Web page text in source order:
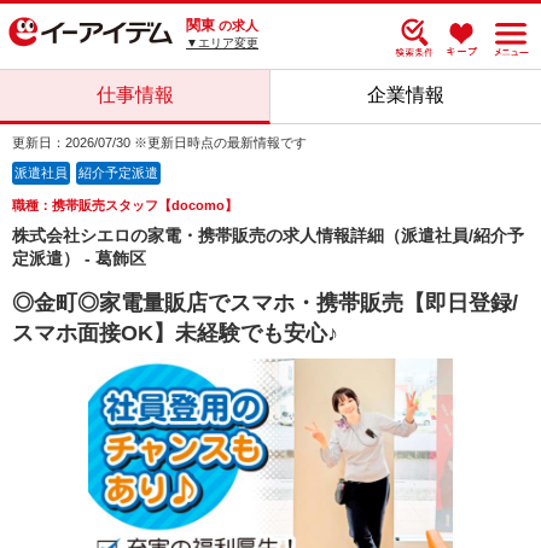
関東 の求人
▼エリア変更
仕事情報 企業情報
更新日：2026/07/30 ※更新日時点の最新情報です
派遣社員 紹介予定派遣
職種：携帯販売スタッフ【docomo】
株式会社シエロの家電・携帯販売の求人情報詳細（派遣社員/紹介予
定派遣） - 葛飾区
◎金町◎家電量販店でスマホ・携帯販売【即日登録/
スマホ面接OK】未経験でも安心♪